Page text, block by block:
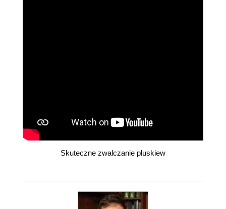
Skuteczne zwalczanie pluskiew